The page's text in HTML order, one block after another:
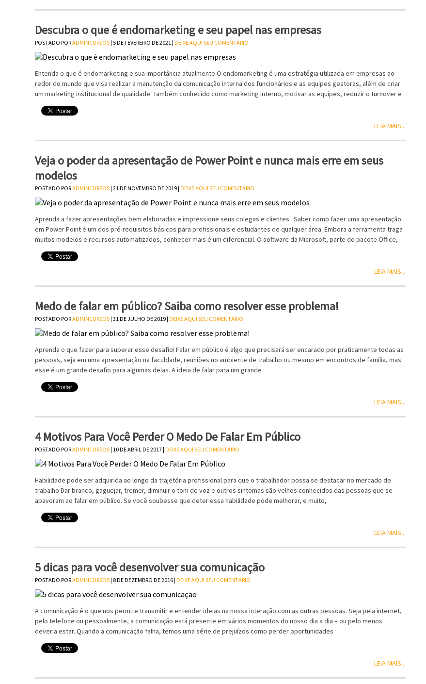
Descubra o que é endomarketing e seu papel nas empresas
POSTADO PORADMINCURSOS| 5 DE FEVEREIRO DE 2021 | DEIXE AQUI SEU COMENTÁRIO
Entenda o que é endomarketing e sua importância atualmente O endomarketing é uma estratégia utilizada em empresas ao
redor do mundo que visa realizar a manutenção da comunicação interna dos funcionários e as equipes gestoras, além de criar
um marketing institucional de qualidade. Também conhecido como marketing interno, motivar as equipes, reduzir o turnover e
LEIA MAIS...
Veja o poder da apresentação de Power Point e nunca mais erre em seus
modelos
POSTADO PORADMINCURSOS| 21 DE NOVEMBRO DE 2019 | DEIXE AQUI SEU COMENTÁRIO
Aprenda a fazer apresentações bem elaboradas e impressione seus colegas e clientes Saber como fazer uma apresentação
em Power Point é um dos pré-requisitos básicos para profissionais e estudantes de qualquer área. Embora a ferramenta traga
muitos modelos e recursos automatizados, conhecer mais é um diferencial. O software da Microsoft, parte do pacote Office,
LEIA MAIS...
Medo de falar em público? Saiba como resolver esse problema!
POSTADO PORADMINCURSOS| 31 DE JULHO DE 2019 | DEIXE AQUI SEU COMENTÁRIO
Aprenda o que fazer para superar esse desafio! Falar em público é algo que precisará ser encarado por praticamente todas as
pessoas, seja em uma apresentação na faculdade, reuniões no ambiente de trabalho ou mesmo em encontros de família, mas
esse é um grande desafio para algumas delas. A ideia de falar para um grande
LEIA MAIS...
4 Motivos Para Você Perder O Medo De Falar Em Público
POSTADO PORADMINCURSOS| 10 DE ABRIL DE 2017 | DEIXE AQUI SEU COMENTÁRIO
Habilidade pode ser adquirida ao longo da trajetória profissional para que o trabalhador possa se destacar no mercado de
trabalho Dar branco, gaguejar, tremer, diminuir o tom de voz e outros sintomas são velhos conhecidos das pessoas que se
apavoram ao falar em público. Se você soubesse que deter essa habilidade pode melhorar, e muito,
LEIA MAIS...
5 dicas para você desenvolver sua comunicação
POSTADO PORADMINCURSOS| 8 DE DEZEMBRO DE 2016 | DEIXE AQUI SEU COMENTÁRIO
A comunicação é o que nos permite transmitir e entender ideias na nossa interação com as outras pessoas. Seja pela internet,
pelo telefone ou pessoalmente, a comunicação está presente em vários momentos do nosso dia a dia – ou pelo menos
deveria estar. Quando a comunicação falha, temos uma série de prejuízos como perder oportunidades
LEIA MAIS...